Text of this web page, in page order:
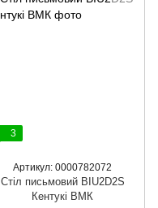
3
Артикул: 0000782072
Стіл письмовий BIU2D2S
Кентукі ВМК